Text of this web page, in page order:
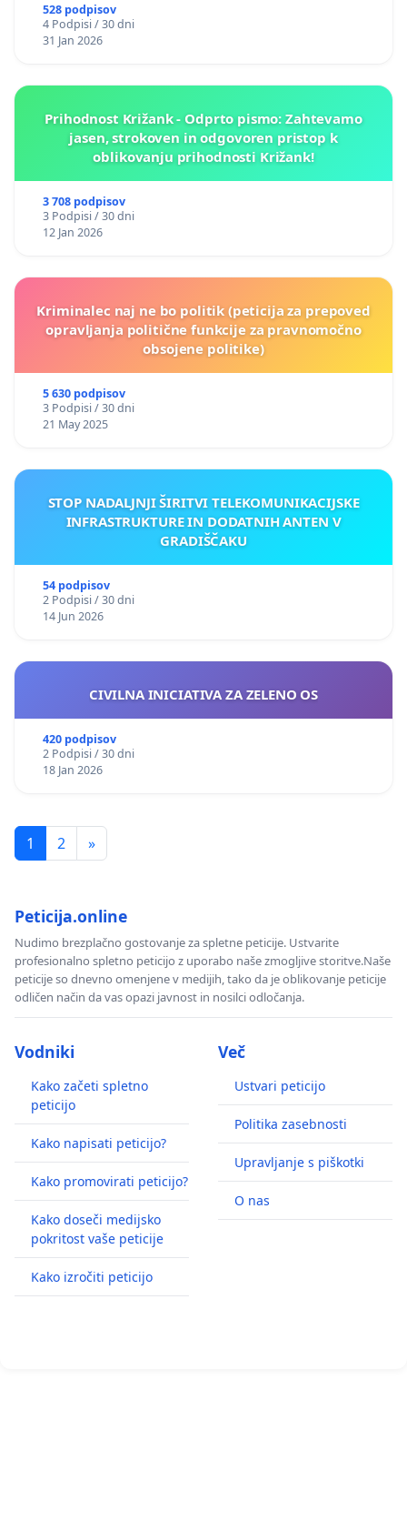
528 podpisov
4 Podpisi / 30 dni
31 Jan 2026
Prihodnost Križank - Odprto pismo: Zahtevamo
jasen, strokoven in odgovoren pristop k
oblikovanju prihodnosti Križank!
3 708 podpisov
3 Podpisi / 30 dni
12 Jan 2026
Kriminalec naj ne bo politik (peticija za prepoved
opravljanja politične funkcije za pravnomočno
obsojene politike)
5 630 podpisov
3 Podpisi / 30 dni
21 May 2025
STOP NADALJNJI ŠIRITVI TELEKOMUNIKACIJSKE
INFRASTRUKTURE IN DODATNIH ANTEN V
GRADIŠČAKU
54 podpisov
2 Podpisi / 30 dni
14 Jun 2026
CIVILNA INICIATIVA ZA ZELENO OS
420 podpisov
2 Podpisi / 30 dni
18 Jan 2026
1 2 »
Peticija.online
Nudimo brezplačno gostovanje za spletne peticije. Ustvarite
profesionalno spletno peticijo z uporabo naše zmogljive storitve.Naše
peticije so dnevno omenjene v medijih, tako da je oblikovanje peticije
odličen način da vas opazi javnost in nosilci odločanja.
Vodniki
Kako začeti spletno
peticijo
Kako napisati peticijo?
Kako promovirati peticijo?
Kako doseči medijsko
pokritost vaše peticije
Kako izročiti peticijo
Več
Ustvari peticijo
Politika zasebnosti
Upravljanje s piškotki
O nas